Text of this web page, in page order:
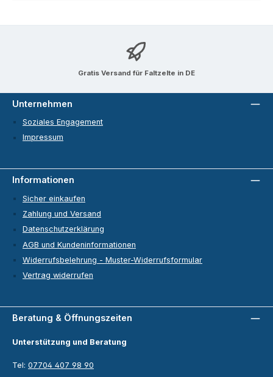
Gratis Versand für Faltzelte in DE
Beratung & Öffnungszeiten
Unterstützung und Beratung
Tel: 07704 407 98 90
Unternehmen
Soziales Engagement
Impressum
Informationen
Sicher einkaufen
Zahlung und Versand
Datenschutzerklärung
AGB und Kundeninformationen
Widerrufsbelehrung - Muster-Widerrufsformular
Vertrag widerrufen